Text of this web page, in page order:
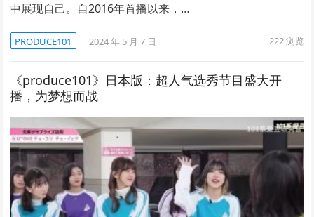
中展现自己。自2016年首播以来，…
PRODUCE101 2024 年 5 月 7 日 222浏览
《produce101》日本版：超人气选秀节目盛大开
播，为梦想而战